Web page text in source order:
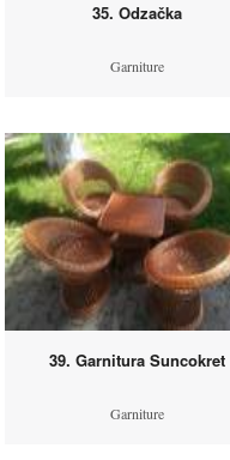
35. Odzačka
Garniture
39. Garnitura Suncokret
Garniture